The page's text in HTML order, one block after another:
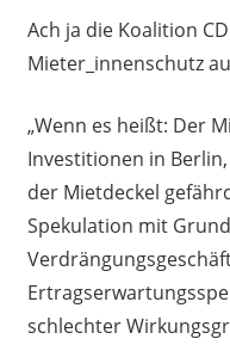
Ach ja die Koalition
Mieter_innenschutz
„Wenn es heißt: Der
Investitionen in
der Mietdeckel
Spekulation mit
schlechter